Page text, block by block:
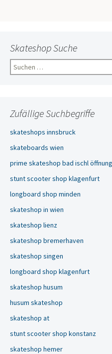
Skateshop Suche
Suchen
nach:
Zufällige Suchbegriffe
skateshops innsbruck
skateboards wien
prime skateshop bad ischl
stunt scooter shop klagenfurt
longboard shop minden
skateshop in wien
skateshop lienz
skateshop bremerhaven
skateshop singen
longboard shop klagenfurt
skateshop husum
husum skateshop
skateshop at
stunt scooter shop konstanz
skateshop hemer